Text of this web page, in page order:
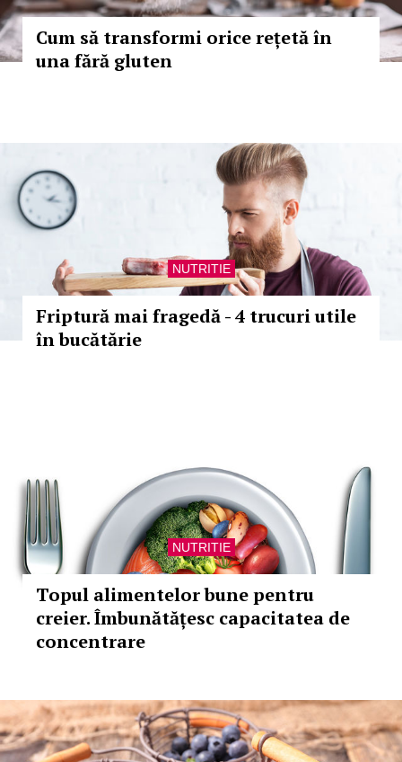
Cum să transformi orice rețetă în
una fără gluten
NUTRITIE
Friptură mai fragedă - 4 trucuri utile
în bucătărie
NUTRITIE
Topul alimentelor bune pentru
creier. Îmbunătățesc capacitatea de
concentrare